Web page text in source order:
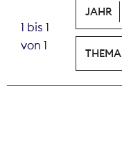
1 bis 1
von 1
JAHR
THEMA